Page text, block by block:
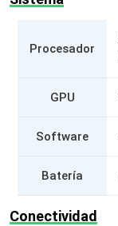
Procesador
GPU
Software
Batería
Conectividad